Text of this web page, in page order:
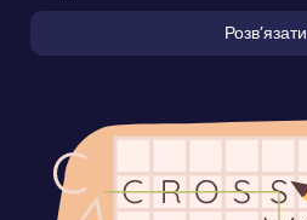
Розвʼязати